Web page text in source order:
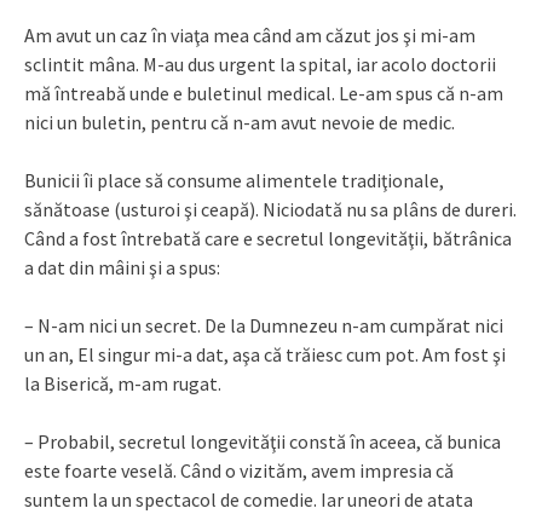
Am avut un caz în viaţa mea când am căzut jos şi mi-am
sclintit mâna. M-au dus urgent la spital, iar acolo doctorii
mă întreabă unde e buletinul medical. Le-am spus că n-am
nici un buletin, pentru că n-am avut nevoie de medic.
Bunicii îi place să consume alimentele tradiţionale,
sănătoase (usturoi şi ceapă). Niciodată nu sa plâns de dureri.
Când a fost întrebată care e secretul longevităţii, bătrânica
a dat din mâini şi a spus:
– N-am nici un secret. De la Dumnezeu n-am cumpărat nici
un an, El singur mi-a dat, aşa că trăiesc cum pot. Am fost şi
la Biserică, m-am rugat.
– Probabil, secretul longevităţii constă în aceea, că bunica
este foarte veselă. Când o vizităm, avem impresia că
suntem la un spectacol de comedie. Iar uneori de atata